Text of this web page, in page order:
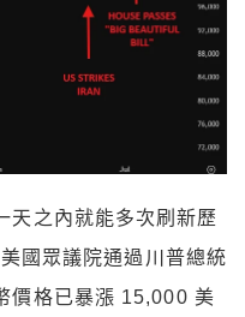
天之內就能多次刷新歷
國眾議院通過川普總統
價格已暴漲 15,000 美